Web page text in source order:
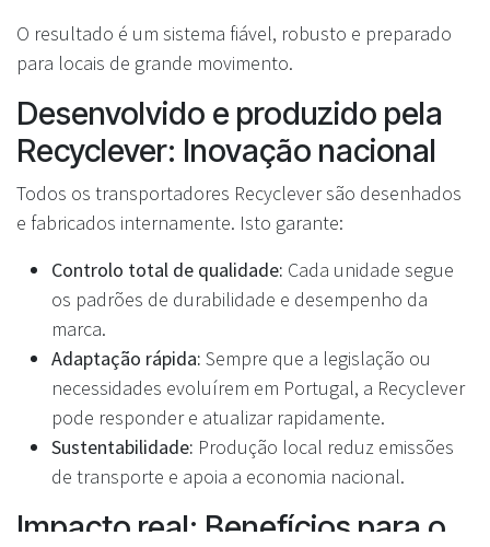
O resultado é um sistema fiável, robusto e preparado
para locais de grande movimento.
Desenvolvido e produzido pela
Recyclever: Inovação nacional
Todos os transportadores Recyclever são desenhados
e fabricados internamente. Isto garante:
Controlo total de qualidade: Cada unidade segue
os padrões de durabilidade e desempenho da
marca.
Adaptação rápida: Sempre que a legislação ou
necessidades evoluírem em Portugal, a Recyclever
pode responder e atualizar rapidamente.
Sustentabilidade: Produção local reduz emissões
de transporte e apoia a economia nacional.
Impacto real: Benefícios para o